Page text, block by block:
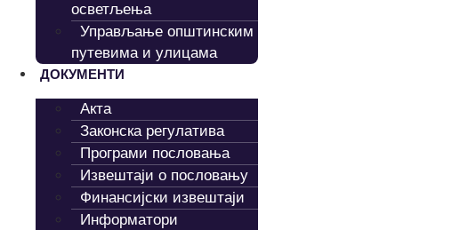
осветљења
Управљање општинским
путевима и улицама
ДОКУМЕНТИ
Акта
Законска регулатива
Програми пословања
Извештаји о пословању
Финансијски извештаји
Информатори